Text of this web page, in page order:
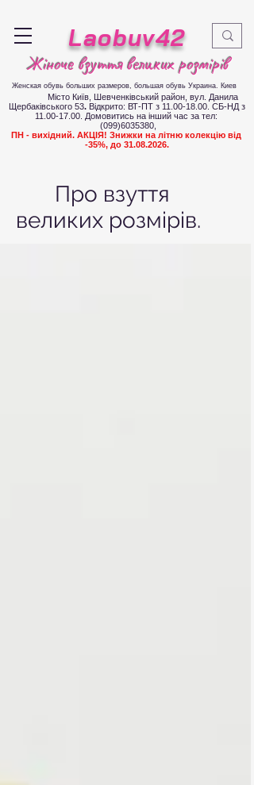
Laobuv42
Жіноче взуття великих розмірів
Женская обувь больших размеров, большая обувь Украина. Киев
Місто Київ, Шевченківський район, вул. Данила
Щербаківського 53. Відкрито: ВТ-ПТ з 11.00-18.00 . СБ-НД з
11.00-17.00. Домовитись на інший час за тел:
(099)6035380
ПН - вихідний. АКЦІЯ! Знижки на літню колекцію від
-35%, до 31.08.2026.
Про взуття
великих розмірів.